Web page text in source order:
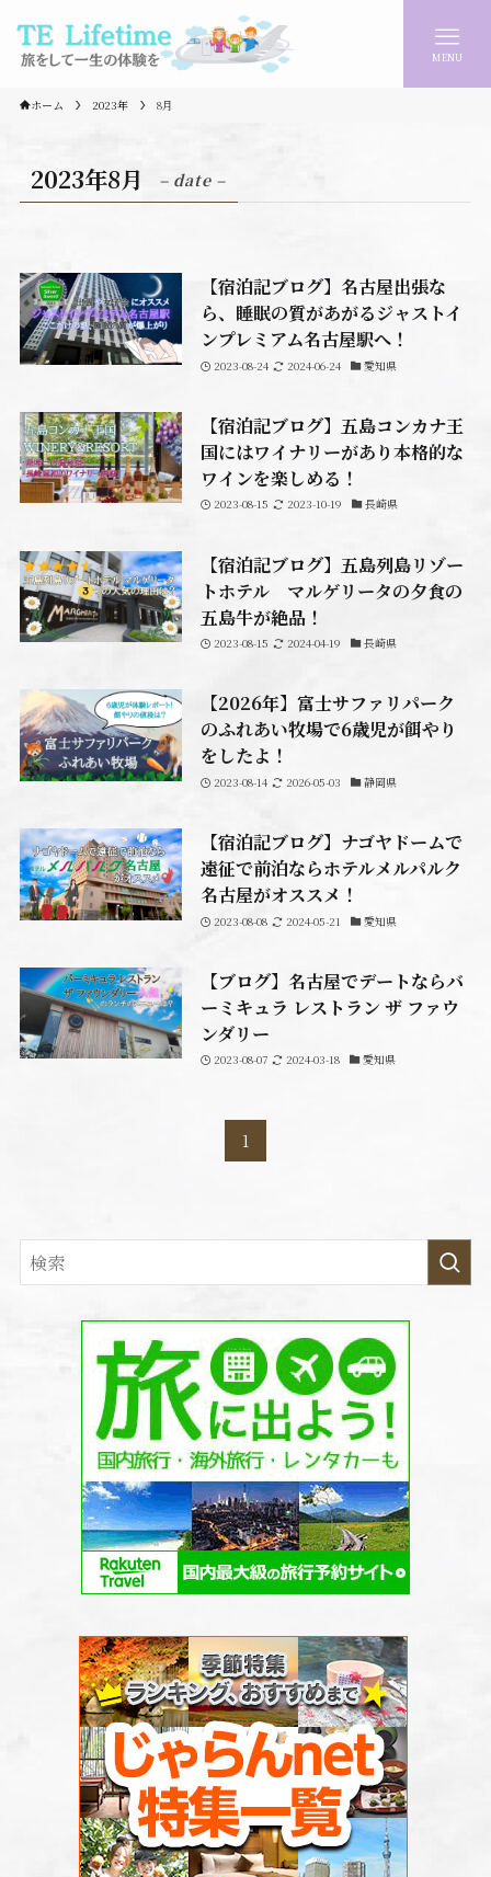
MENU
ホーム 2023年 8月
2023年8月 – date –
【宿泊記ブログ】名古屋出張な
ら、睡眠の質があがるジャストイ
ンプレミアム名古屋駅へ！
2023-08-24 2024-06-24 愛知県
【宿泊記ブログ】五島コンカナ王
国にはワイナリーがあり本格的な
ワインを楽しめる！
2023-08-15 2023-10-19 長崎県
【宿泊記ブログ】五島列島リゾー
トホテル マルゲリータの夕食の
五島牛が絶品！
2023-08-15 2024-04-19 長崎県
【2026年】富士サファリパーク
のふれあい牧場で6歳児が餌やり
をしたよ！
2023-08-14 2026-05-03 静岡県
【宿泊記ブログ】ナゴヤドームで
遠征で前泊ならホテルメルパルク
名古屋がオススメ！
2023-08-08 2024-05-21 愛知県
【ブログ】名古屋でデートならバ
ーミキュラ レストラン ザ ファウ
ンダリー
2023-08-07 2024-03-18 愛知県
1